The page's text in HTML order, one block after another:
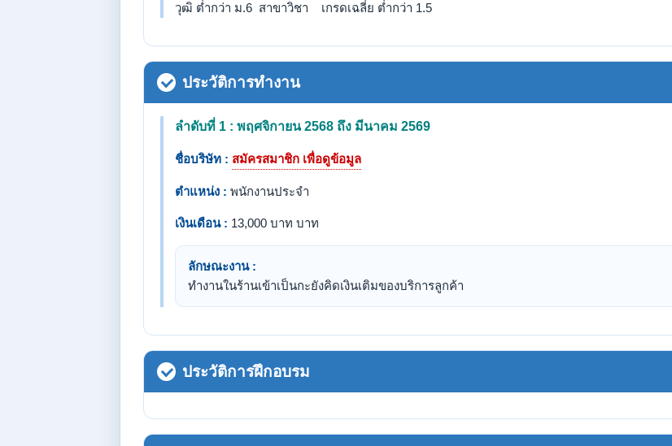
วุฒิ ต่ำกว่า ม.6 สาขาวิชา เกรดเฉลี่ย ต่ำกว่า 1.5
ประวัติการทำงาน
ลำดับที่ 1 : พฤศจิกายน 2568 ถึง มีนาคม 2569
ชื่อบริษัท : สมัครสมาชิก เพื่อดูข้อมูล
ตำแหน่ง : พนักงานประจำ
เงินเดือน : 13,000 บาท บาท
ลักษณะงาน :
ทำงานในร้านเข้าเป็นกะยังคิดเงินเติมของบริการลูกค้า
ประวัติการฝึกอบรม